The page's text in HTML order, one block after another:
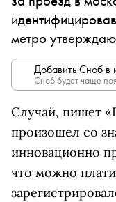
метро
Добавить Сноб в
Сноб будет чаще
Случай, пишет
произошел со
инновационно
что можно